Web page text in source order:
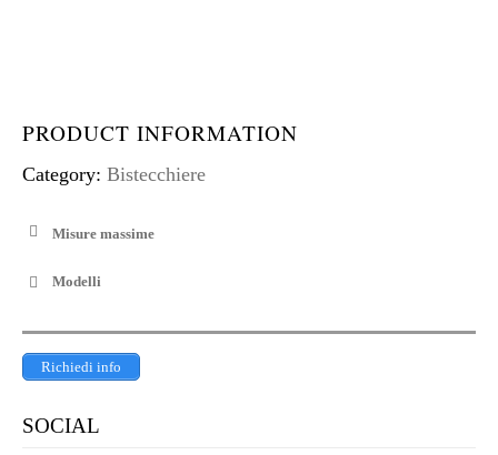
PRODUCT INFORMATION
Category: Bistecchiere
Misure massime
Modelli
Richiedi info
SOCIAL